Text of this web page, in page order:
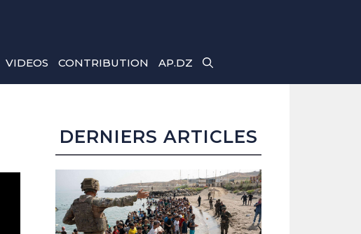
VIDEOS CONTRIBUTION AP.DZ
DERNIERS ARTICLES